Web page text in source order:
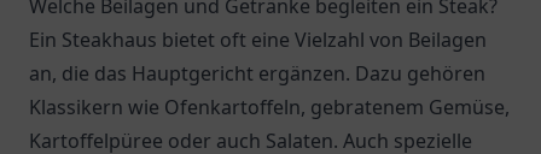
Welche Beilagen und Getränke begleiten ein Steak?
Ein Steakhaus bietet oft eine Vielzahl von Beilagen
an, die das Hauptgericht ergänzen. Dazu gehören
Klassikern wie Ofenkartoffeln, gebratenem Gemüse,
Kartoffelpüree oder auch Salaten. Auch spezielle